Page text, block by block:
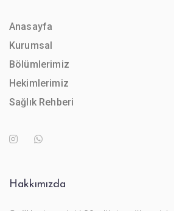
Anasayfa
Kurumsal
Bölümlerimiz
Hekimlerimiz
Sağlık Rehberi
Hakkımızda